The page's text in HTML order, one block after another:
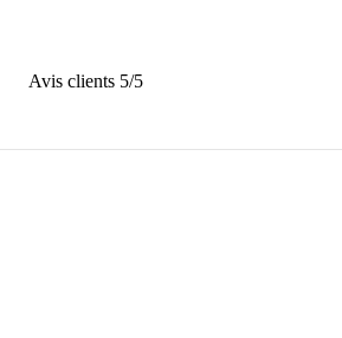
Avis clients 5/5